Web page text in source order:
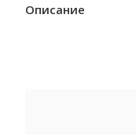
Описание